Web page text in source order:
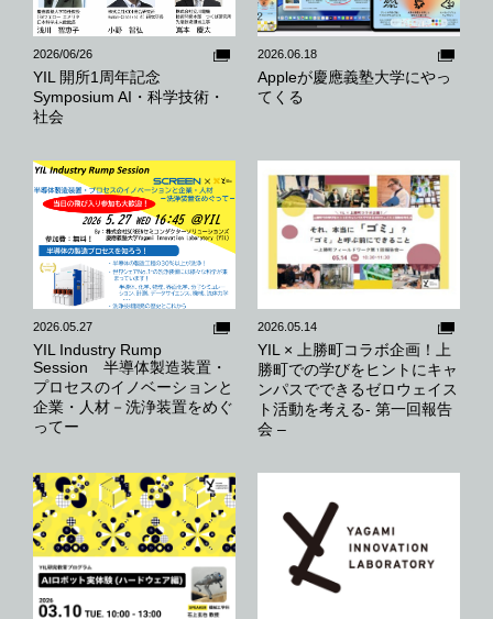
2026/06/26
YIL 開所1周年記念
Symposium AI・科学技術・
社会
2026.06.18
Appleが慶應義塾大学にやっ
てくる
2026.05.27
YIL Industry Rump
Session 半導体製造装置・
プロセスのイノベーションと
企業・人材－洗浄装置をめぐ
ってー
2026.05.14
YIL × 上勝町コラボ企画！上
勝町での学びをヒントにキャ
ンパスでできるゼロウェイス
ト活動を考える- 第一回報告
会 –